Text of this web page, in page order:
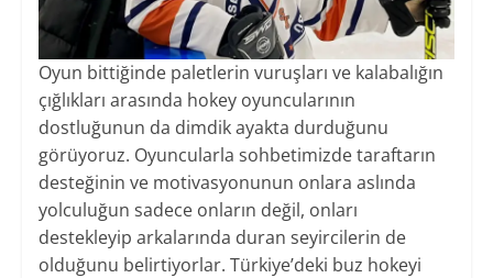
Oyun bittiğinde paletlerin vuruşları ve kalabalığın
çığlıkları arasında hokey oyuncularının
dostluğunun da dimdik ayakta durduğunu
görüyoruz. Oyuncularla sohbetimizde taraftarın
desteğinin ve motivasyonunun onlara aslında
yolculuğun sadece onların değil, onları
destekleyip arkalarında duran seyircilerin de
olduğunu belirtiyorlar. Türkiye’deki buz hokeyi